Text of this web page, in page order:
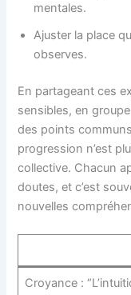
mentales.
Ajuster la place
observes.
En partageant ces
sensibles, en
des points
progression n’est
collective. Chacun
doutes, et c’est
nouvelles
Croyance :